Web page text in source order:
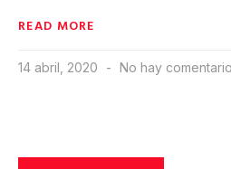
READ MORE
14 abril, 2020 No hay